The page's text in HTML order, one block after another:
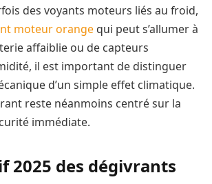
des voyants moteurs liés au froid,
moteur orange qui peut s’allumer à
affaiblie ou de capteurs
il est important de distinguer
d’un simple effet climatique.
reste néanmoins centré sur la
immédiate.
2025 des dégivrants